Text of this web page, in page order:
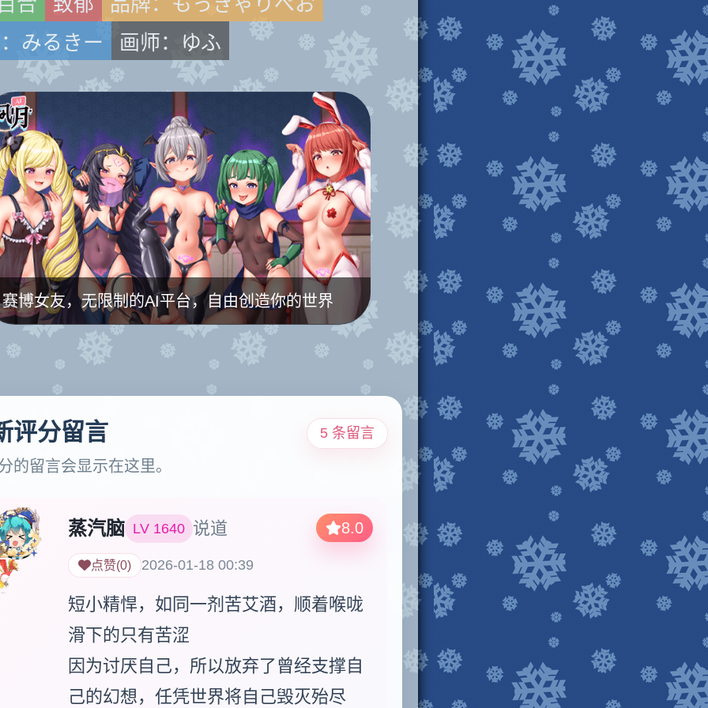
みるきー
画师：ゆふ
赛博女友，无限制的AI平台，自由创造你的世界
评分留言
的留言会显示在这里。
5 条留言
8.0
蒸汽脑 LV 1640 说道
点赞(0) 2026-01-18 00:39
短小精悍，如同一剂苦艾酒，顺着喉咙
滑下的只有苦涩
因为讨厌自己，所以放弃了曾经支撑自
己的幻想，任凭世界将自己毁灭殆尽